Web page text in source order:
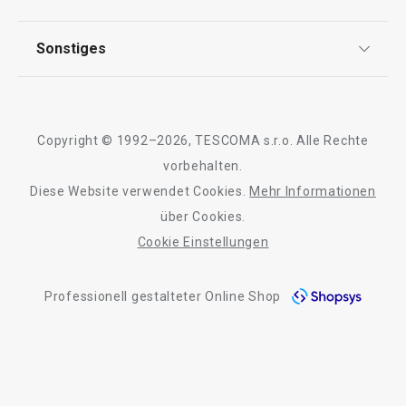
Rückgabe von Waren/Reklamation
Sonstiges
Barrierefreiheit
Copyright © 1992–2026, TESCOMA s.r.o. Alle Rechte
vorbehalten.
Diese Website verwendet Cookies.Mehr Informationen
über Cookies.
Cookie Einstellungen
Professionell gestalteter Online Shop